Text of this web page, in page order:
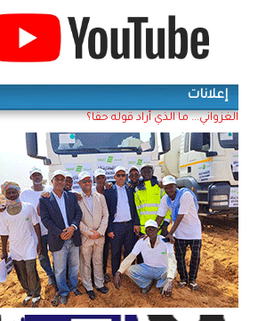
إعلانات
الغزواني... ما الذي أراد قوله حقا؟